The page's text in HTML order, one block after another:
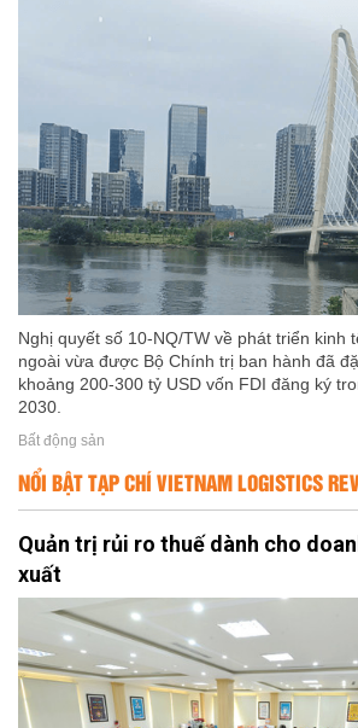
Nghị quyết số 10-NQ/TW về phát triển kinh
ngoài vừa được Bộ Chính trị ban hành đã
khoảng 200-300 tỷ USD vốn FDI đăng ký
2030.
Bất động sản
NỔI BẬT TẠP CHÍ VIETNAM LOGISTICS
Quản trị rủi ro thuế dành cho
xuất